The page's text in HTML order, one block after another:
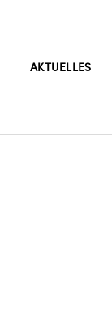
AKTUELLES